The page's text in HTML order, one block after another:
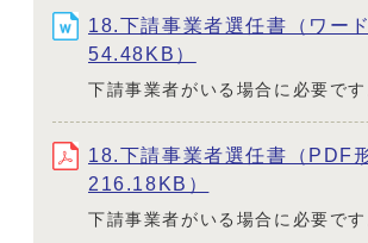
18.下請事業者選任書（ワード
54.48KB）
下請事業者がいる場合に必要です
18.下請事業者選任書（PDF
216.18KB）
下請事業者がいる場合に必要です